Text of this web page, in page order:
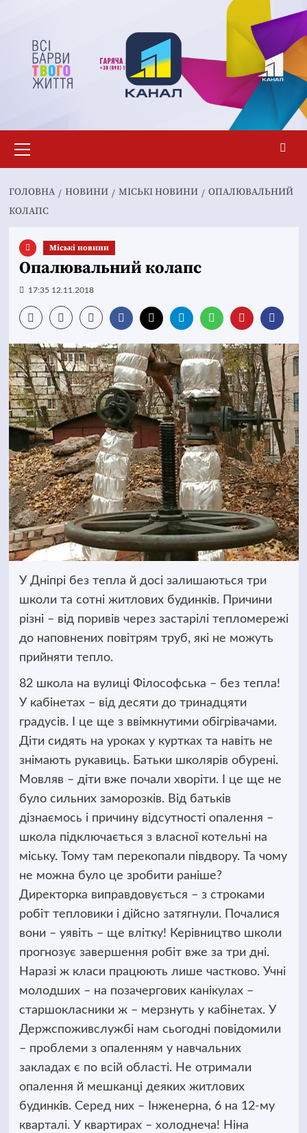
вмісту
меню
ГОЛОВНА НОВИНИ MІСЬКІ НОВИНИ
ОПАЛЮВАЛЬНИЙ
КОЛАПС
Mіські новини
Опалювальний колапс
17:35 12.11.2018
У Дніпрі без тепла й досі залишаються три
школи та сотні житлових будинків. Причини
різні – від поривів через застарілі тепломережі
до наповнених повітрям труб, які не можуть
прийняти тепло.
82 школа на вулиці Філософська – без тепла!
У кабінетах – від десяти до тринадцяти
градусів. І це ще з ввімкнутими обігрівачами.
Діти сидять на уроках у куртках та навіть не
знімають рукавиць. Батьки школярів обурені.
Мовляв – діти вже почали хворіти. І це ще не
було сильних заморозків. Від батьків
дізнаємось і причину відсутності опалення –
школа підключається з власної котельні на
міську. Тому там перекопали півдвору. Та чому
не можна було це зробити раніше?
Директорка виправдовується – з строками
робіт тепловики і дійсно затягнули. Почалися
вони – уявіть – ще влітку! Керівництво школи
прогнозує завершення робіт вже за три дні.
Наразі ж класи працюють лише частково. Учні
молодших – на позачергових канікулах –
старшокласники ж – мерзнуть у кабінетах. У
Держспоживслужбі нам сьогодні повідомили
– проблеми з опаленням у навчальних
закладах є по всій області. Не отримали
опалення й мешканці деяких житлових
будинків. Серед них – Інженерна, 6 на 12-му
кварталі. У квартирах – холоднеча! Ніна